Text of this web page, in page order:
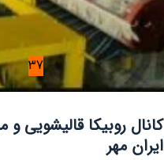
37
کانال روبیکا قالیشویی
ایران مهر